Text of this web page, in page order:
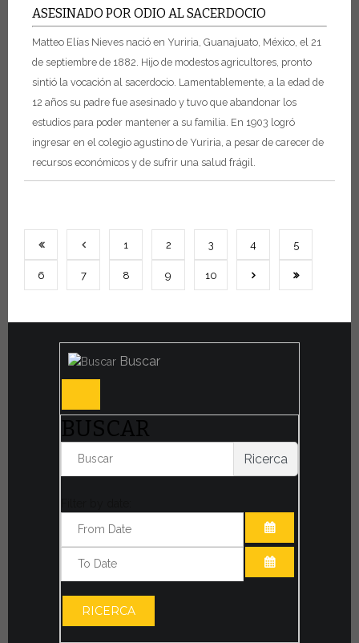
ASESINADO POR ODIO AL SACERDOCIO
Matteo Elías Nieves nació en Yuriria, Guanajuato, México, el 21
de septiembre de 1882. Hijo de modestos agricultores, pronto
sintió la vocación al sacerdocio. Lamentablemente, a la edad de
12 años su padre fue asesinado y tuvo que abandonar los
estudios para poder mantener a su familia. En 1903 logró
ingresar en el colegio agustino de Yuriria, a pesar de carecer de
recursos económicos y de sufrir una salud frágil.
1 2 3 4 5
6 7 8 9 10
Buscar
BUSCAR
Ricerca
ABRIR EL
RICERCA